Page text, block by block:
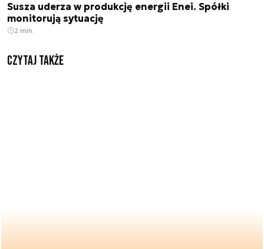
Susza uderza w produkcję energii Enei. Spółki
monitorują sytuację
2 min.
Czytaj także